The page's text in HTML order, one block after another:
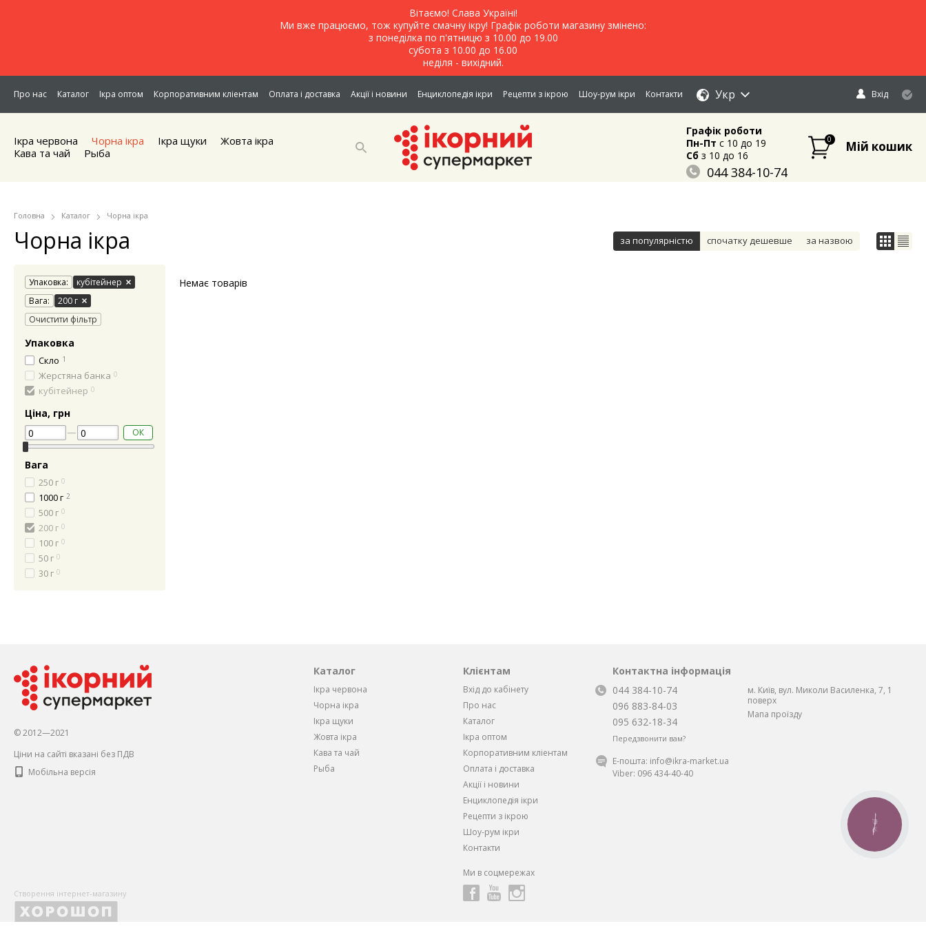
Вітаємо! Слава Україні!
Ми вже працюємо, тож купуйте смачну ікру! Графік роботи магазину змінено:
з понеділка по п'ятницю з 10.00 до 19.00
субота з 10.00 до 16.00
неділя - вихідний.
Про нас Каталог Ікра оптом Корпоративним кліентам Оплата і доставка Акції і новини Енциклопедія ікри Рецепти з ікрою Шоу-рум ікри Контакти Укр Вхід
Ікра червона Чорна iкра Iкра щуки
Жовта iкра
Кава та чай
Рыба
Графік роботи
Пн-Пт c 10 до 19
Сбз 10 до 16
044 384-10-74
0 Мій кошик
Головна Каталог Чорна iкра
Чорна iкра за популярністю спочатку дешевше за назвою
Немає товарів
Упаковка:
кубітейнер
Вага:
200 г
Очистити фільтр
Упаковка
Скло 1
Жерстяна банка 0
кубітейнер 0
Ціна, грн
ОК
Вага
250 г 0
1000 г 2
500 г 0
200 г 0
100 г 0
50 г 0
30 г 0
© 2012—2021
Ціни на сайті вказані без ПДВ
Мобільна версія
Каталог
Ікра червона
Чорна iкра
Iкра щуки
Жовта iкра
Кава та чай
Рыба
Клієнтам
Вхід до кабінету
Про нас
Каталог
Ікра оптом
Корпоративним кліентам
Оплата і доставка
Акції і новини
Енциклопедія ікри
Рецепти з ікрою
Шоу-рум ікри
Контакти
Ми в соцмережах
Контактна інформація
044 384-10-74
096 883-84-03
095 632-18-34
Передзвонити вам?
м. Київ, вул. Миколи Василенка, 7, 1
поверх
Мапа проїзду
Е-пошта: info@ikra-market.ua
Viber: 096 434-40-40
Створення інтернет-магазину
КНОПКА
ЗВ'ЯЗКУ